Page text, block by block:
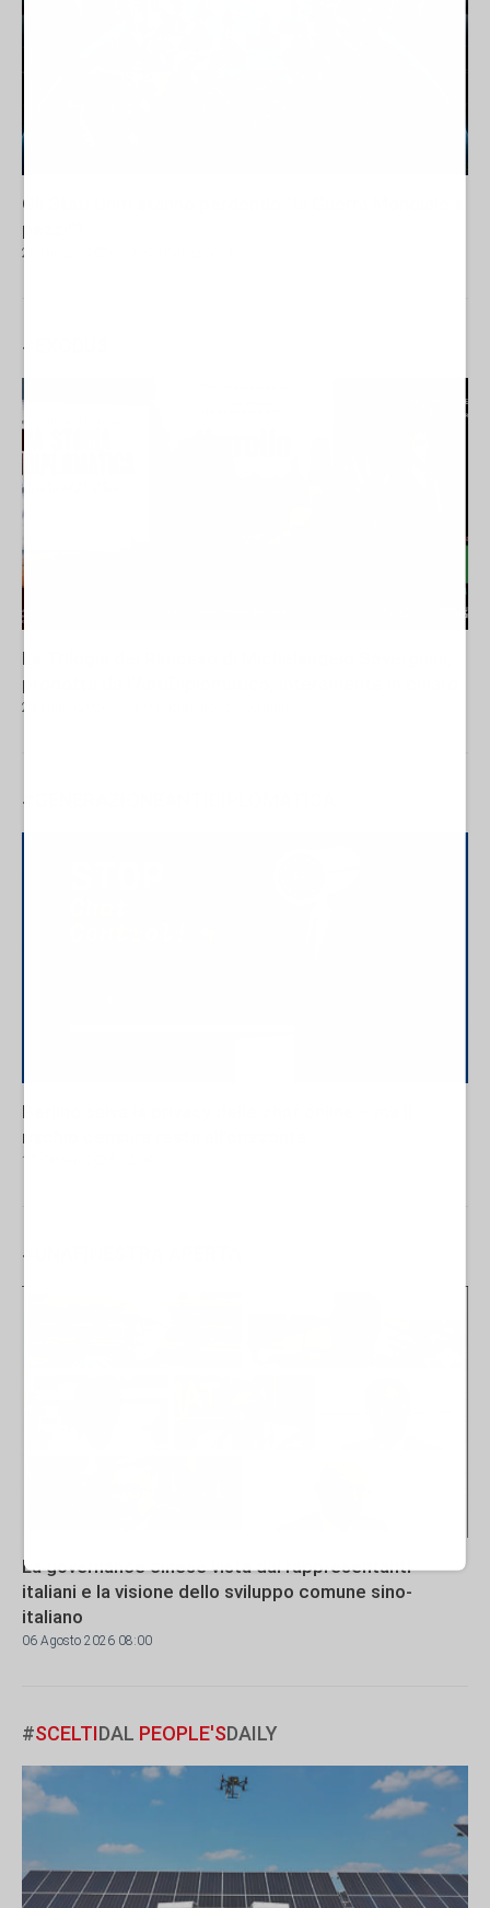
Gli Stati Uniti stanno perdendo “la Guerra Mondiale a
pezzi”?
25 Giugno 2026 10:00
#
La Trilogia del Rimosso di Michelangelo Severgnini,
prodotta da l'AntiDiplomatico, interamente in chiaro
24 Luglio 2026 15:49
#
Berlino salva la privacy delle chat online – ma il
rischio censura resta all’orizzonte
17 Ottobre 2025 13:00
#
La governance cinese vista dai rappresentanti
italiani e la visione dello sviluppo comune sino-
italiano
06 Agosto 2026 08:00
#SCELTIDAL PEOPLE'SDAILY